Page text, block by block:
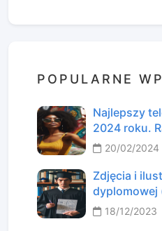
POPULARNE
Najlepszy
2024 roku.
20/02/2024
Zdjęcia i
dyplomowej
18/12/2023